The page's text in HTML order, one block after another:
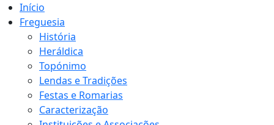
Início
Freguesia
História
Heráldica
Topónimo
Lendas e Tradições
Festas e Romarias
Caracterização